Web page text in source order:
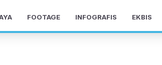
FOOTAGE INFOGRAFIS EKBIS